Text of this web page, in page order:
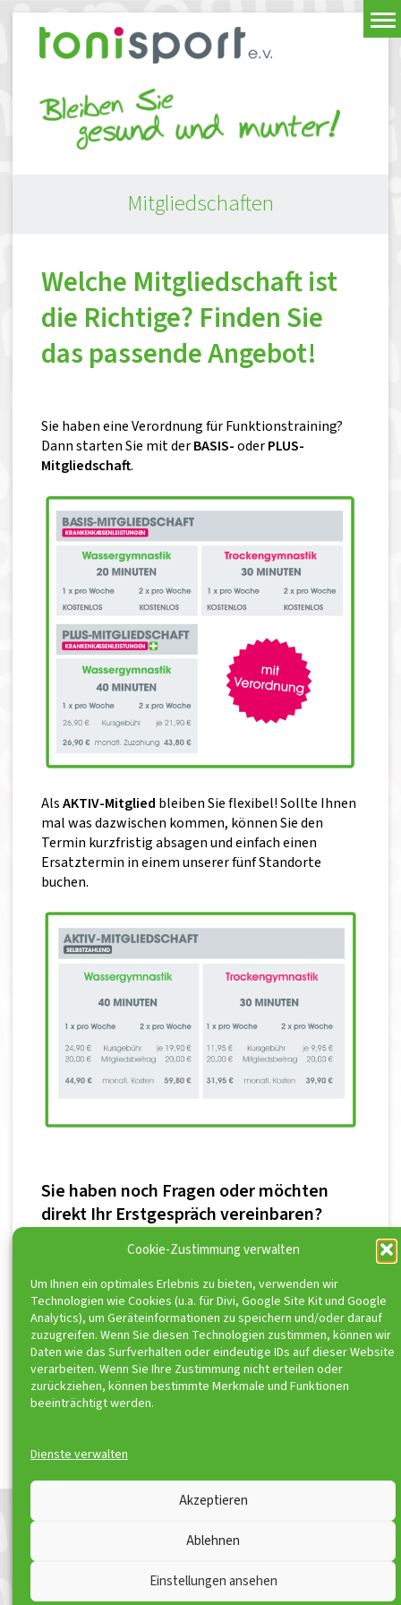
Cookie-Zustimmung verwalten
Um Ihnen ein optimales Erlebnis zu bieten, verwenden wir
Technologien wie Cookies (u.a. für Divi, Google Site Kit und Google
Analytics), um Geräteinformationen zu speichern und/oder darauf
zuzugreifen. Wenn Sie diesen Technologien zustimmen, können wir
Daten wie das Surfverhalten oder eindeutige IDs auf dieser Website
verarbeiten. Wenn Sie Ihre Zustimmung nicht erteilen oder
zurückziehen, können bestimmte Merkmale und Funktionen
beeinträchtigt werden.
Dienste verwalten
Akzeptieren
Ablehnen
Einstellungen ansehen
Mitgliedschaften
Welche Mitgliedschaft ist
die Richtige? Finden Sie
das passende Angebot!
Sie haben eine Verordnung für Funktionstraining?
Dann starten Sie mit derBASIS-oderPLUS-
Mitgliedschaft.
AlsAKTIV-Mitglied bleiben Sie flexibel! Sollte Ihnen
mal was dazwischen kommen, können Sie den
Termin kurzfristig absagen und einfach einen
Ersatztermin in einem unserer fünf Standorte
buchen.
Sie haben noch Fragen oder möchten
direkt Ihr Erstgespräch vereinbaren?
Melden Sie sich direkt bei uns!
ToniSport e.V. ist Kooperationspartner von
Disclaimer